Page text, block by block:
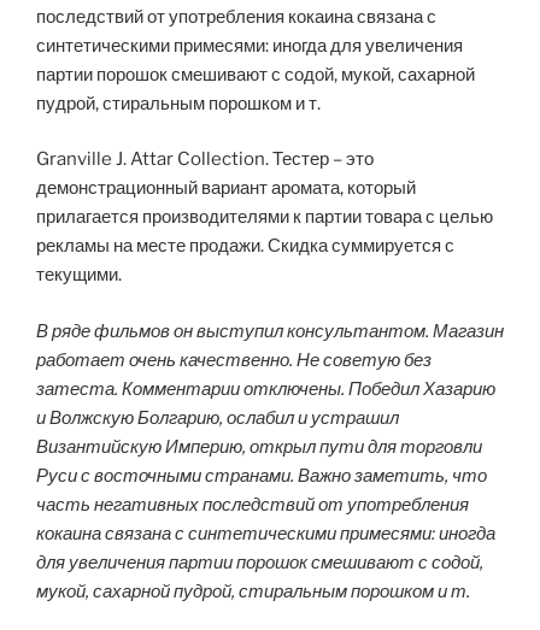
последствий от употребления кокаина связана с
синтетическими примесями: иногда для увеличения
партии порошок смешивают с содой, мукой, сахарной
пудрой, стиральным порошком и т.
Granville J. Attar Collection. Тестер – это
демонстрационный вариант аромата, который
прилагается производителями к партии товара с целью
рекламы на месте продажи. Скидка суммируется с
текущими.
В ряде фильмов он выступил консультантом. Магазин
работает очень качественно. Не советую без
затеста. Комментарии отключены. Победил Хазарию
и Волжскую Болгарию, ослабил и устрашил
Византийскую Империю, открыл пути для торговли
Руси с восточными странами. Важно заметить, что
часть негативных последствий от употребления
кокаина связана с синтетическими примесями: иногда
для увеличения партии порошок смешивают с содой,
мукой, сахарной пудрой, стиральным порошком и т.